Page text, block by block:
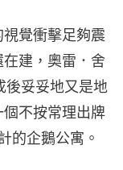
覺衝擊足夠震
建，奧雷．舍
後妥妥地又是地
不按常理出牌
的企鵝公寓。